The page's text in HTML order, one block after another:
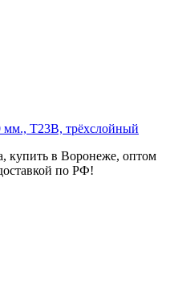
купить в Воронеже, оптом
по РФ!